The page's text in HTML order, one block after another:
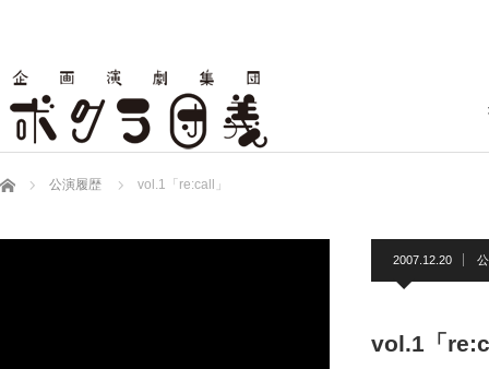
ホーム 公演履歴 vol.1「re:call」
2007.12.20
vol.1「